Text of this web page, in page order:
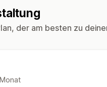
der am besten zu